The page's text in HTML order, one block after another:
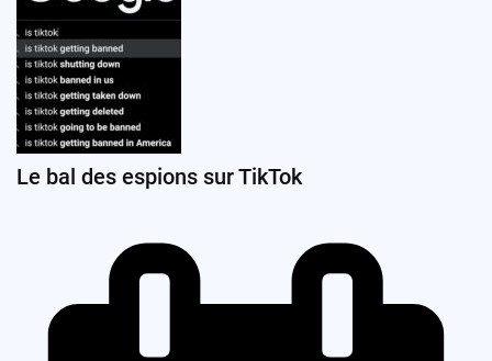
Le bal des espions sur TikTok